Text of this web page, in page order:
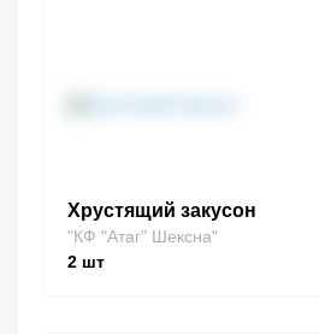
Хрустящий закусон
"КФ "Атаг" Шексна"
2 шт